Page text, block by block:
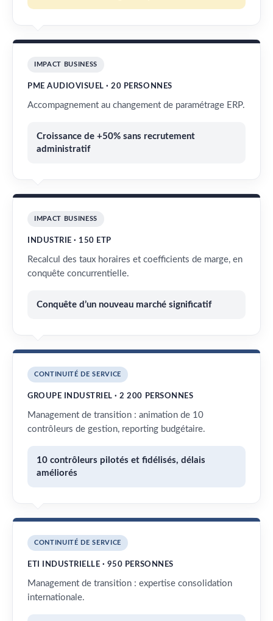
IMPACT BUSINESS
PME AUDIOVISUEL · 20 PERSONNES
Accompagnement au changement de paramétrage ERP.
Croissance de +50% sans recrutement
administratif
IMPACT BUSINESS
INDUSTRIE · 150 ETP
Recalcul des taux horaires et coefficients de marge, en
conquête concurrentielle.
Conquête d’un nouveau marché significatif
CONTINUITÉ DE SERVICE
GROUPE INDUSTRIEL · 2 200 PERSONNES
Management de transition : animation de 10
contrôleurs de gestion, reporting budgétaire.
10 contrôleurs pilotés et fidélisés, délais
améliorés
CONTINUITÉ DE SERVICE
ETI INDUSTRIELLE · 950 PERSONNES
Management de transition : expertise consolidation
internationale.